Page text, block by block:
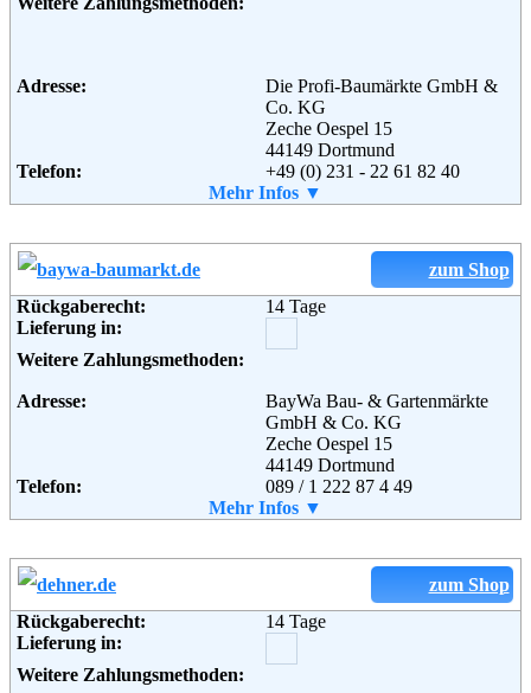
Telefon:
+49 (0) 1805 - 524 525
+49 (0) 2196 - 761 019
info@obi.de
AGB
Adresse:
Die Profi-Baumärkte GmbH &
Co. KG
Zeche Oespel 15
44149 Dortmund
Telefon:
+49 (0) 231 - 22 61 82 40
+49 (0) 231 - 96 96 51 51
Informationen:
Mehr Infos ▼
zum Shop
Rückgaberecht:
14 Tage
Lieferung in:
Weitere Zahlungsmethoden:
Adresse:
BayWa Bau- & Gartenmärkte
GmbH & Co. KG
Zeche Oespel 15
44149 Dortmund
Telefon:
089 / 1 222 87 4 49
kundenservice@baywa-
Informationen:
Mehr Infos ▼
zum Shop
Rückgaberecht:
14 Tage
Lieferung in:
Weitere Zahlungsmethoden: